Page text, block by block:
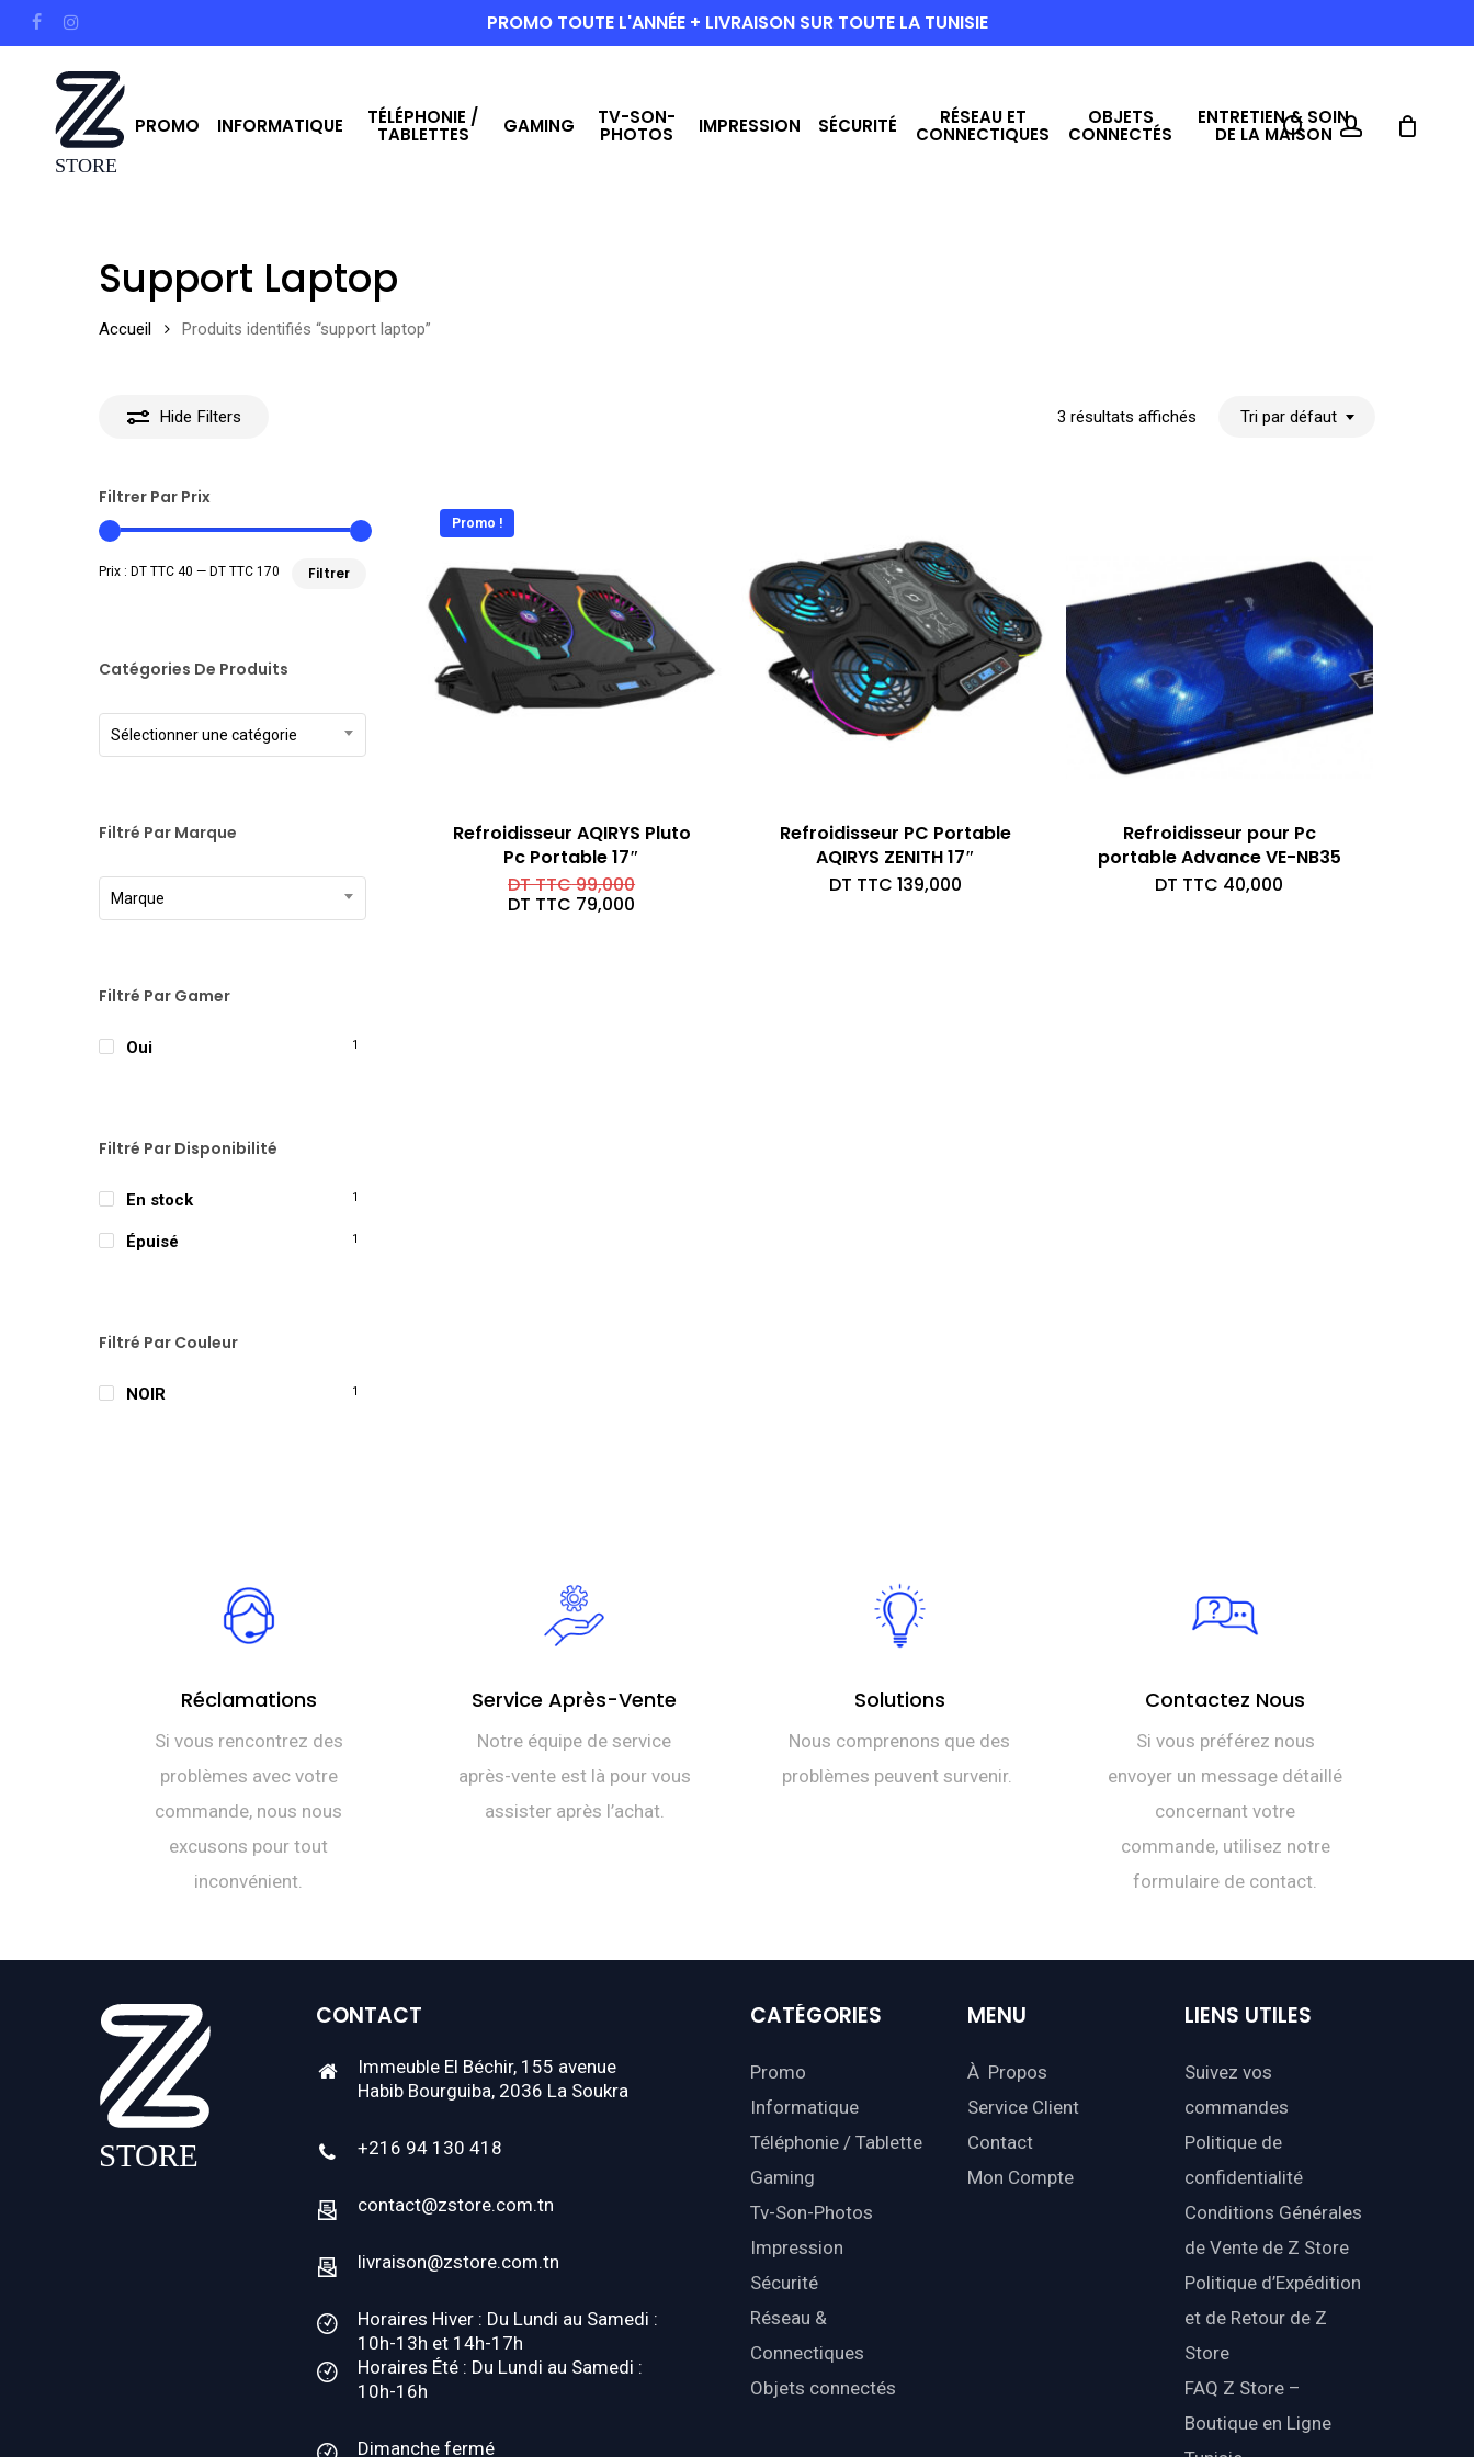
to
facebookinstagram PROMO TOUTE L'ANNÉE + LIVRAISON SUR TOUTE LA TUNISIE
PROMO INFORMATIQUE TÉLÉPHONIE /
TABLETTES GAMING TV-SON-
PHOTOS IMPRESSION SÉCURITÉ RÉSEAU ET
CONNECTIQUES
OBJETS
CONNECTÉS
ENTRETIEN & SOIN
DE LA MAISONsearchaccount
Support Laptop
Accueil Produits identifiés “support laptop”
Hide Filters 3 résultats affichés Tri par défaut
Filtrer Par Prix
Filtrer
Prix : DT TTC 40 — DT TTC 170
Catégories De Produits
Sélectionner une catégorie
Filtré Par Marque
Marque
Filtré Par Gamer
Oui 1
Filtré Par Disponibilité
En stock 1
Épuisé 1
Filtré Par Couleur
NOIR 1
Promo !
Refroidisseur AQIRYS Pluto
Pc Portable 17″
DT TTC99,000Le
DT TTC 79,000
Refroidisseur PC Portable
AQIRYS ZENITH 17″
DT TTC 139,000
Refroidisseur pour Pc
portable Advance VE-NB35
DT TTC 40,000
Réclamations
Si vous rencontrez des
problèmes avec votre
commande, nous nous
excusons pour tout
inconvénient.
Service Après-Vente
Notre équipe de service
après-vente est là pour vous
assister après l’achat.
Solutions
Nous comprenons que des
problèmes peuvent survenir.
Contactez Nous
Si vous préférez nous
envoyer un message détaillé
concernant votre
commande, utilisez notre
formulaire de contact.
CONTACT
Immeuble El Béchir, 155 avenue
Habib Bourguiba, 2036 La Soukra
+216 94 130 418
contact@zstore.com.tn
livraison@zstore.com.tn
Horaires Hiver : Du Lundi au Samedi :
10h-13h et 14h-17h
Horaires Été : Du Lundi au Samedi :
10h-16h
Dimanche fermé
CATÉGORIES
Promo
Informatique
Téléphonie / Tablette
Gaming
Tv-Son-Photos
Impression
Sécurité
Réseau &
Connectiques
Objets connectés
MENU
À Propos
Service Client
Contact
Mon Compte
LIENS UTILES
Suivez vos
commandes
Politique de
confidentialité
Conditions Générales
de Vente de Z Store
Politique d’Expédition
et de Retour de Z
Store
FAQ Z Store –
Boutique en Ligne